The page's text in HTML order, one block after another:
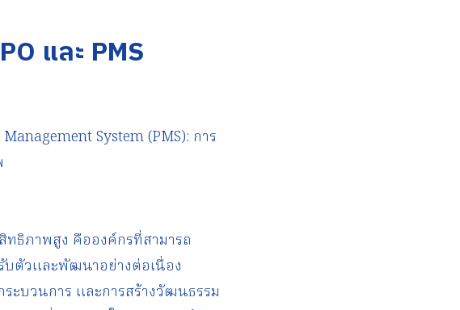
และ PMS
System (PMS): การ
ทธิภาพสูง คือองค์กรที่สามารถ
บตัวและพัฒนาอย่างต่อเนื่อง
ะบวนการ และการสร้างวัฒนธรรม